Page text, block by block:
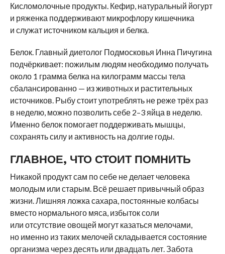
Кисломолочные продукты. Кефир, натуральный йогурт
и ряженка поддерживают микрофлору кишечника
и служат источником кальция и белка.
Белок. Главный диетолог Подмосковья Инна Пичугина
подчёркивает: пожилым людям необходимо получать
около 1 грамма белка на килограмм массы тела
сбалансированно — из животных и растительных
источников. Рыбу стоит употреблять не реже трёх раз
в неделю, можно позволить себе 2–3 яйца в неделю.
Именно белок помогает поддерживать мышцы,
сохранять силу и активность на долгие годы.
ГЛАВНОЕ, ЧТО СТОИТ ПОМНИТЬ
Никакой продукт сам по себе не делает человека
молодым или старым. Всё решает привычный образ
жизни. Лишняя ложка сахара, постоянные колбасы
вместо нормального мяса, избыток соли
или отсутствие овощей могут казаться мелочами,
но именно из таких мелочей складывается состояние
организма через десять или двадцать лет. Забота